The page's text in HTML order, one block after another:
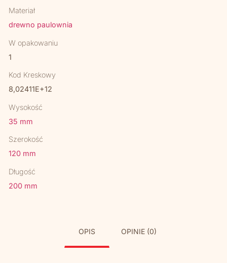
Materiał
drewno paulownia
W opakowaniu
1
Kod Kreskowy
8,02411E+12
Wysokość
35 mm
Szerokość
120 mm
Długość
200 mm
OPIS OPINIE (0)